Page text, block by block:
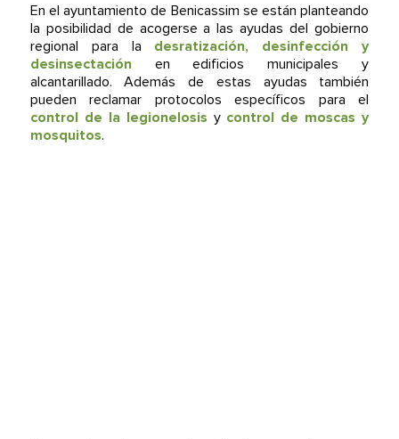
En el ayuntamiento de Benicassim se están planteando
la posibilidad de acogerse a las ayudas del gobierno
regional para la desratización, desinfección y
desinsectación en edificios municipales y
alcantarillado. Además de estas ayudas también
pueden reclamar protocolos específicos para el
control de la legionelosis y control de moscas y
mosquitos.